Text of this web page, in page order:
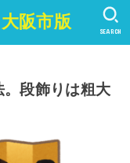
阪市版 SEARCH
段飾りは粗大